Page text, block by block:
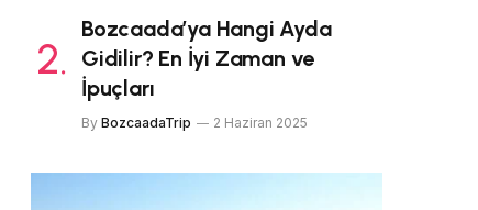
Bozcaada’ya Hangi Ayda
Gidilir? En İyi Zaman ve
İpuçları
By BozcaadaTrip 2 Haziran 2025